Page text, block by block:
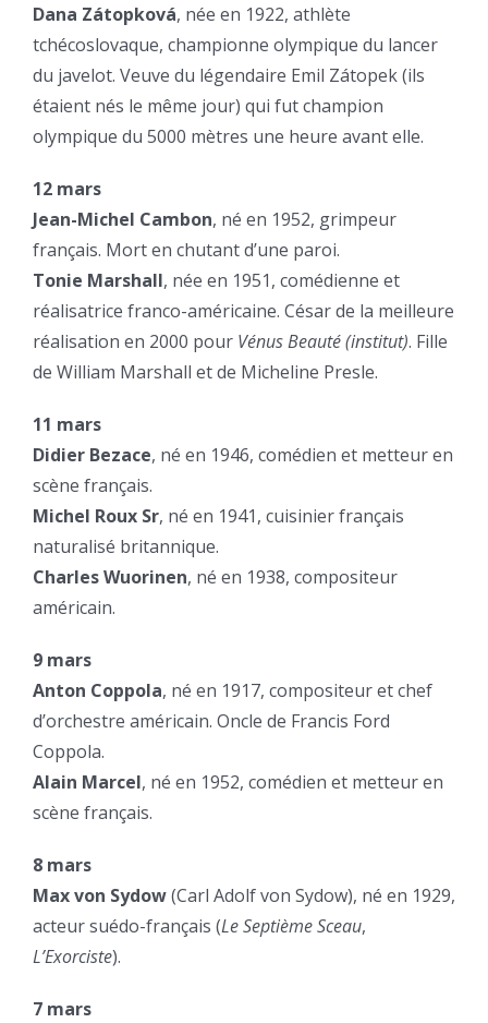
Dana Zátopková, née en 1922, athlète
tchécoslovaque, championne olympique du lancer
du javelot. Veuve du légendaire Emil Zátopek (ils
étaient nés le même jour) qui fut champion
olympique du 5000 mètres une heure avant elle.
12 mars
Jean-Michel Cambon, né en 1952, grimpeur
français. Mort en chutant d’une paroi.
Tonie Marshall, née en 1951, comédienne et
réalisatrice franco-américaine. César de la meilleure
réalisation en 2000 pour Vénus Beauté (institut). Fille
de William Marshall et de Micheline Presle.
11 mars
Didier Bezace, né en 1946, comédien et metteur en
scène français.
Michel Roux Sr, né en 1941, cuisinier français
naturalisé britannique.
Charles Wuorinen, né en 1938, compositeur
américain.
9 mars
Anton Coppola, né en 1917, compositeur et chef
d’orchestre américain. Oncle de Francis Ford
Coppola.
Alain Marcel, né en 1952, comédien et metteur en
scène français.
8 mars
Max von Sydow(Carl Adolf von Sydow), né en 1929,
acteur suédo-français (Le Septième Sceau,
L’Exorciste).
7 mars